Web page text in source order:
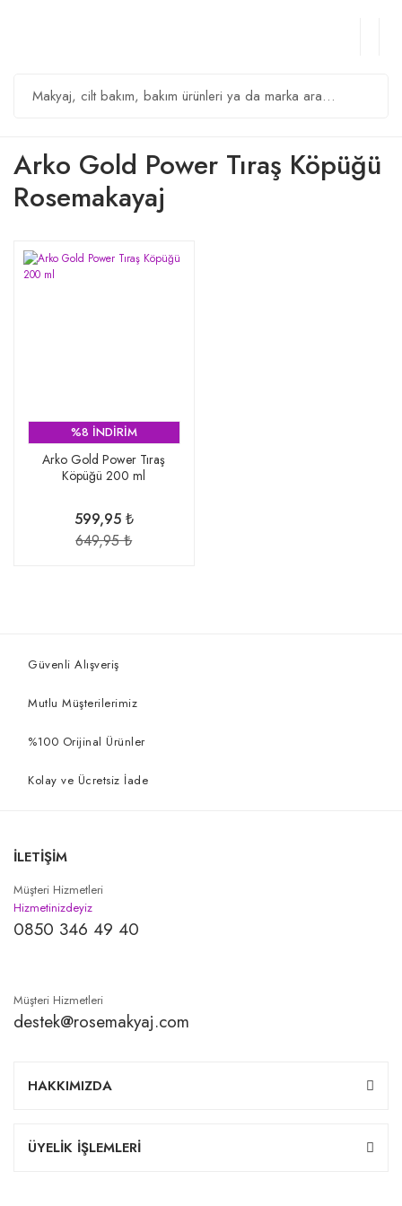
Arko Gold Power Tıraş Köpüğü
Rosemakayaj
%8 İNDİRİM
Arko Gold Power Tıraş
Köpüğü 200 ml
599,95 ₺
649,95 ₺
Güvenli Alışveriş
Mutlu Müşterilerimiz
%100 Orijinal Ürünler
Kolay ve Ücretsiz İade
İLETİŞİM
Müşteri Hizmetleri
Hizmetinizdeyiz
0850 346 49 40
Müşteri Hizmetleri
destek@rosemakyaj.com
HAKKIMIZDA
ÜYELİK İŞLEMLERİ